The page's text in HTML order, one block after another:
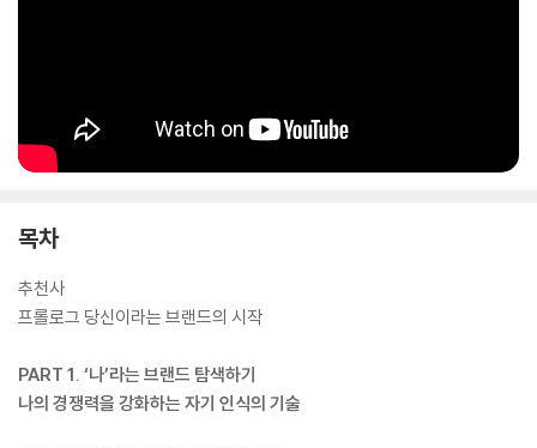
목차
추천사
프롤로그 당신이라는 브랜드의 시작
PART 1. ‘나’라는 브랜드 탐색하기
나의 경쟁력을 강화하는 자기 인식의 기술